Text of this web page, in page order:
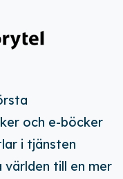
och e-böcker
i tjänsten
till en mer